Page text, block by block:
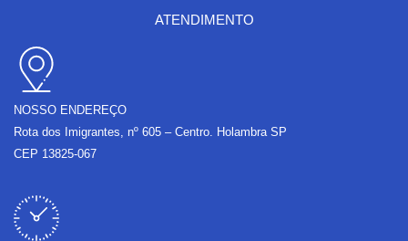
a
u
ATENDIMENTO
NOSSO ENDEREÇO
Rota dos Imigrantes, nº 605 – Centro. Holambra SP
CEP 13825-067